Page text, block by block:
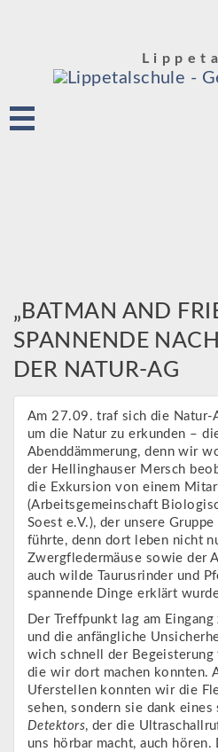
„BATMAN AND
SPANNENDE
DER NATUR-AG
Am 27.09. traf sich die Natur-
um die Natur zu erkunden –
Abenddämmerung, denn wir
der Hellinghauser Mersch
die Exkursion von einem
(Arbeitsgemeinschaft
Soest e.V.), der unsere
führte, denn dort leben nicht
Zwergfledermäuse sowie der
auch wilde Taurusrinder und
spannende Dinge erklärt
Der Treffpunkt lag am
und die anfängliche
wich schnell der Begeisterung
die wir dort machen konnten.
Uferstellen konnten wir die
sehen, sondern sie dank eines
Detektors, der die
uns hörbar macht, auch hören.